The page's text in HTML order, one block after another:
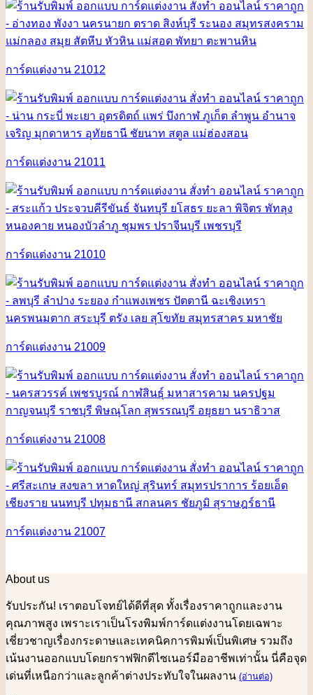
การ์ดแต่งงาน 21012
การ์ดแต่งงาน 21011
การ์ดแต่งงาน 21010
การ์ดแต่งงาน 21009
การ์ดแต่งงาน 21008
การ์ดแต่งงาน 21007
About us
รับประกัน! เราตอบโจทย์ได้ดีที่สุด ทั้งเรื่องราคาถูกและงาน
คุณภาพสูง เพราะเราเป็นโรงพิมพ์การ์ดแต่งงานโดยเฉพาะ
เชี่ยวชาญเรื่องกระดาษและเทคนิคการพิมพ์เป็นพิเศษ รวมถึง
เน้นงานออกแบบโดยกราฟฟิกดีไซเนอร์มืออาชีพเท่านั้น นี่คือจุด
เด่นที่เหนือกว่าและลูกค้าต่างประทับใจในผลงาน (อ่านต่อ)